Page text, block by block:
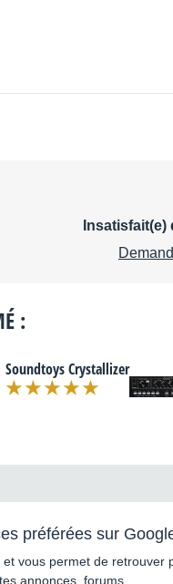
:
Soundtoys Crystallizer
préférées sur
vous permet de retrouver
annonces, forums...